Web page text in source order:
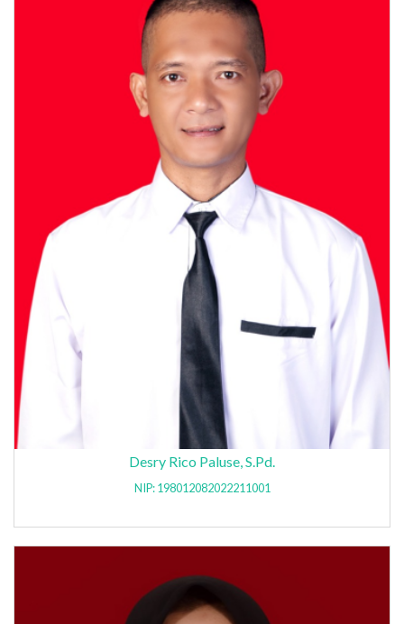
Desry Rico Paluse, S.Pd.
NIP: 198012082022211001